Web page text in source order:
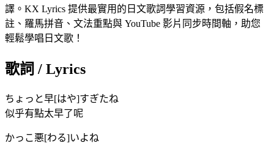
譯。KX Lyrics 提供最實用的日文歌詞學習資源，包括假名標
註、羅馬拼音、文法重點與 YouTube 影片同步時間軸，助您
輕鬆學唱日文歌！
歌詞 / Lyrics
ちょっと早[はや]すぎたね
似乎有點太早了呢
かっこ悪[わる]いよね